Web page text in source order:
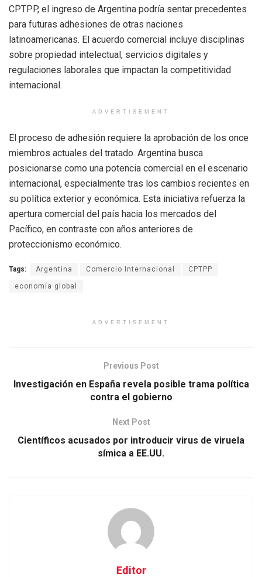
CPTPP, el ingreso de Argentina podría sentar precedentes
para futuras adhesiones de otras naciones
latinoamericanas. El acuerdo comercial incluye disciplinas
sobre propiedad intelectual, servicios digitales y
regulaciones laborales que impactan la competitividad
internacional.
ADVERTISEMENT
El proceso de adhesión requiere la aprobación de los once
miembros actuales del tratado. Argentina busca
posicionarse como una potencia comercial en el escenario
internacional, especialmente tras los cambios recientes en
su política exterior y económica. Esta iniciativa refuerza la
apertura comercial del país hacia los mercados del
Pacífico, en contraste con años anteriores de
proteccionismo económico.
Tags: Argentina Comercio Internacional CPTPP
economía global
ADVERTISEMENT
Previous Post
Investigación en España revela posible trama política
contra el gobierno
Next Post
Científicos acusados por introducir virus de viruela
símica a EE.UU.
Editor